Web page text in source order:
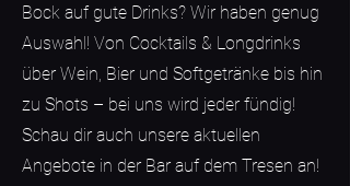
Bock auf gute Drinks? Wir haben genug
Auswahl! Von Cocktails & Longdrinks
über Wein, Bier und Softgetränke bis hin
zu Shots – bei uns wird jeder fündig!
Schau dir auch unsere aktuellen
Angebote in der Bar auf dem Tresen an!